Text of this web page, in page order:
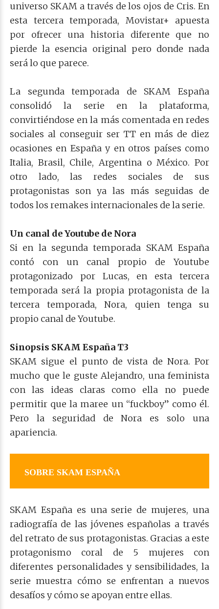
universo SKAM a través de los ojos de Cris. En
esta tercera temporada, Movistar+ apuesta
por ofrecer una historia diferente que no
pierde la esencia original pero donde nada
será lo que parece.
La segunda temporada de SKAM España
consolidó la serie en la plataforma,
convirtiéndose en la más comentada en redes
sociales al conseguir ser TT en más de diez
ocasiones en España y en otros países como
Italia, Brasil, Chile, Argentina o México. Por
otro lado, las redes sociales de sus
protagonistas son ya las más seguidas de
todos los remakes internacionales de la serie.
Un canal de Youtube de Nora
Si en la segunda temporada SKAM España
contó con un canal propio de Youtube
protagonizado por Lucas, en esta tercera
temporada será la propia protagonista de la
tercera temporada, Nora, quien tenga su
propio canal de Youtube.
Sinopsis SKAM España T3
SKAM sigue el punto de vista de Nora. Por
mucho que le guste Alejandro, una feminista
con las ideas claras como ella no puede
permitir que la maree un “fuckboy” como él.
Pero la seguridad de Nora es solo una
apariencia.
SOBRE SKAM ESPAÑA
SKAM España es una serie de mujeres, una
radiografía de las jóvenes españolas a través
del retrato de sus protagonistas. Gracias a este
protagonismo coral de 5 mujeres con
diferentes personalidades y sensibilidades, la
serie muestra cómo se enfrentan a nuevos
desafíos y cómo se apoyan entre ellas.